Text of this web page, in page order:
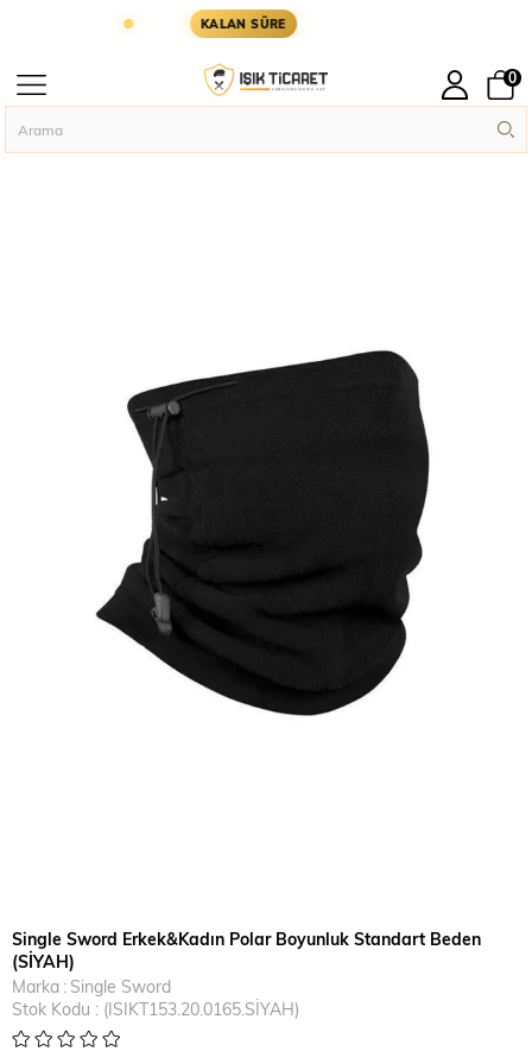
KALAN SÜRE KARGOYA YETİŞMESİ İÇİN
0
Anasayfa Single Sword Erkek&Kadın Polar
Single Sword Erkek&Kadın Polar Boyunluk Standart Beden
(SİYAH)
Marka : Single Sword
Stok Kodu
(ISIKT153.20.0165.SİYAH)